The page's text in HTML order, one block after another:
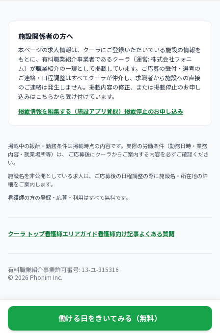
施設関係者の方へ
本ページの求人情報は、クーラにご登録いただいている施設の情報を
もとに、有料職業紹介事業者であるクーラ（運営: 株式会社フォニ
ム）が職業紹介の一環として掲載しています。ご応募の受付・選考の
ご連絡・日程調整はすべてクーラが仲介し、求職者から施設への直接
のご連絡は発生しません。掲載内容の修正、または掲載停止のお申し
込みはこちらから受け付けています。
掲載情報を編集する（施設アプリ登録） 掲載停止のお申し込み
掲載中の報酬・勤務条件は掲載時点の内容です。実際の労働条件（勤務日時・業務
内容・就業場所等）は、 ご応募後にクーラからご案内する内容を必ずご確認くださ
い。
施設名を非公開としている求人は、ご応募後の日程調整の際に施設名・所在地の詳
細をご案内します。
看護師の方の登録・応募・利用はすべて無料です。
クーラ トップ看護師エリアガイド看護師向け記事よくある質問
有料職業紹介事業許可番号: 13-ユ-315316
© 2026 Phonim Inc.
働ける日をきいてみる（無料）